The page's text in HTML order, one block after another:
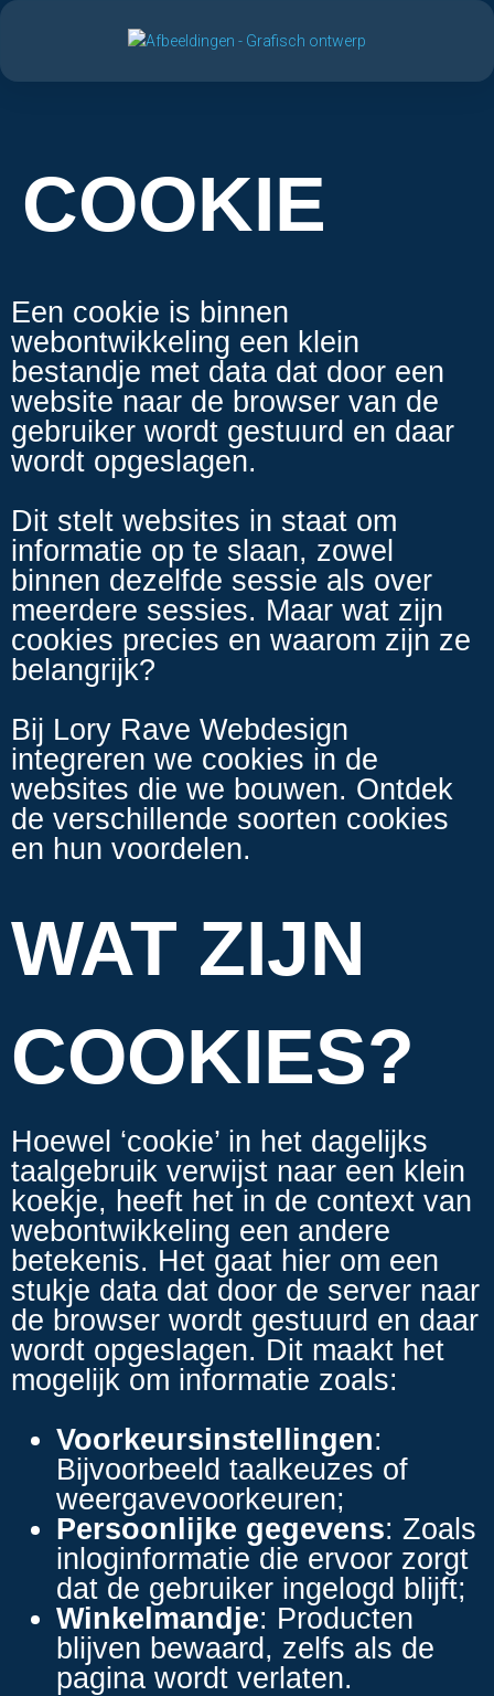
COOKIE
Een cookie is binnen
webontwikkeling een klein
bestandje met data dat door een
website naar de browser van de
gebruiker wordt gestuurd en daar
wordt opgeslagen.
Dit stelt websites in staat om
informatie op te slaan, zowel
binnen dezelfde sessie als over
meerdere sessies. Maar wat zijn
cookies precies en waarom zijn ze
belangrijk?
Bij Lory Rave Webdesign
integreren we cookies in de
websites die we bouwen. Ontdek
de verschillende soorten cookies
en hun voordelen.
WAT ZIJN
COOKIES?
Hoewel ‘cookie’ in het dagelijks
taalgebruik verwijst naar een klein
koekje, heeft het in de context van
webontwikkeling een andere
betekenis. Het gaat hier om een
stukje data dat door de server naar
de browser wordt gestuurd en daar
wordt opgeslagen. Dit maakt het
mogelijk om informatie zoals:
Voorkeursinstellingen:
Bijvoorbeeld taalkeuzes of
weergavevoorkeuren;
Persoonlijke gegevens: Zoals
inloginformatie die ervoor zorgt
dat de gebruiker ingelogd blijft;
Winkelmandje: Producten
blijven bewaard, zelfs als de
pagina wordt verlaten.